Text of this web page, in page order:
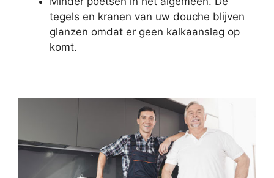
tegels en kranen van uw douche blijven
glanzen omdat er geen kalkaanslag op
komt.